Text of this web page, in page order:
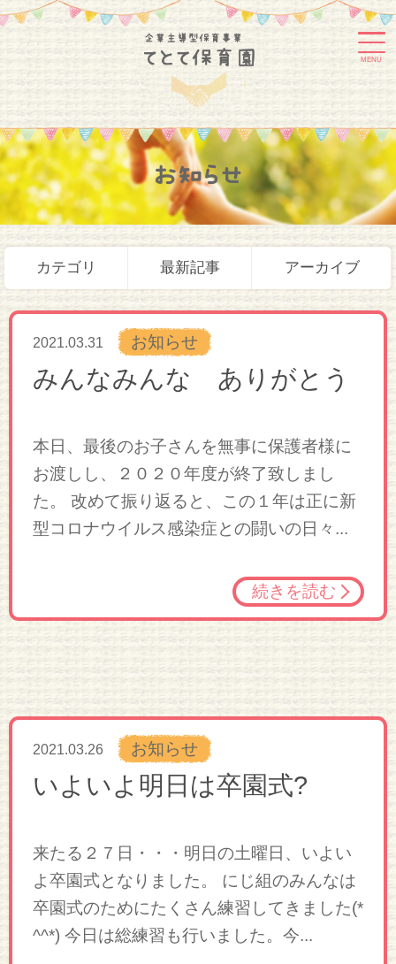
MENU
お知らせ
カテゴリ 最新記事 アーカイブ
2021.03.31 お知らせ
みんなみんな ありがとう
本日、最後のお子さんを無事に保護者様に
お渡しし、２０２０年度が終了致しまし
た。 改めて振り返ると、この１年は正に新
型コロナウイルス感染症との闘いの日々...
続きを読む
2021.03.26 お知らせ
いよいよ明日は卒園式?
来たる２７日・・・明日の土曜日、いよい
よ卒園式となりました。 にじ組のみんなは
卒園式のためにたくさん練習してきました(*
^^*) 今日は総練習も行いました。今...